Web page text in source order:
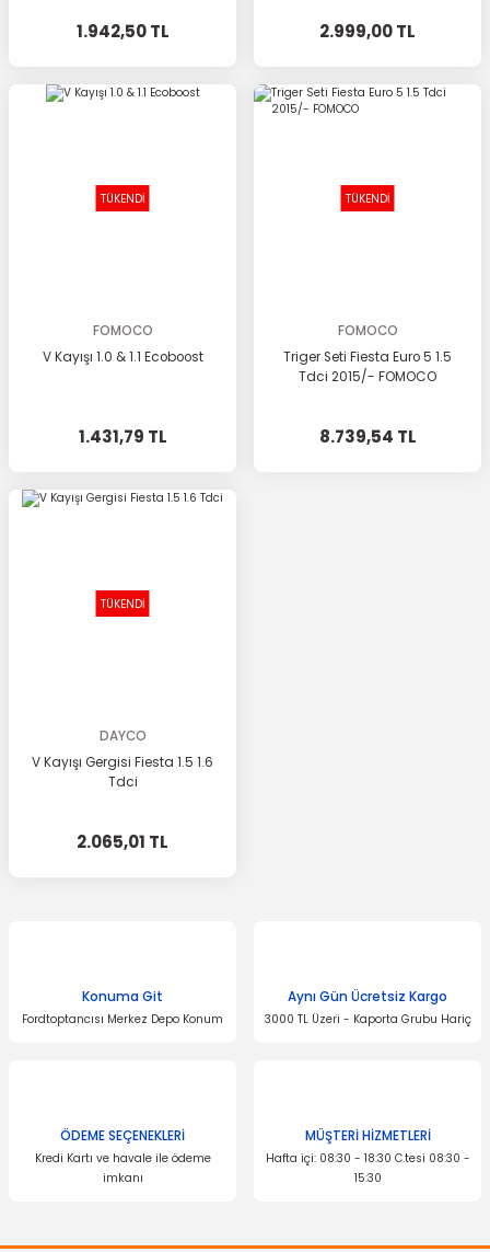
1.942,50 TL 2.999,00 TL
TÜKENDİ
FOMOCO
V Kayışı 1.0 & 1.1 Ecoboost
1.431,79 TL
TÜKENDİ
FOMOCO
Triger Seti Fiesta Euro 5 1.5
Tdci 2015/- FOMOCO
8.739,54 TL
TÜKENDİ
DAYCO
V Kayışı Gergisi Fiesta 1.5 1.6
Tdci
2.065,01 TL
Konuma Git
Fordtoptancısı Merkez Depo Konum
Aynı Gün Ücretsiz Kargo
3000 TL Üzeri - Kaporta Grubu Hariç
ÖDEME SEÇENEKLERİ
Kredi Kartı ve havale ile ödeme
imkanı
MÜŞTERİ HİZMETLERİ
Hafta içi: 08:30 - 18:30 C.tesi 08:30 -
15:30